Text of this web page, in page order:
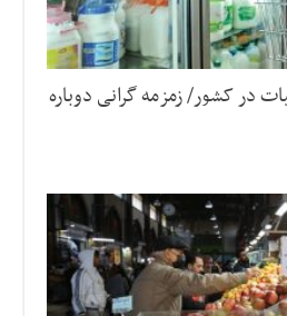
در کشور/ زمزمه گرانی دوباره